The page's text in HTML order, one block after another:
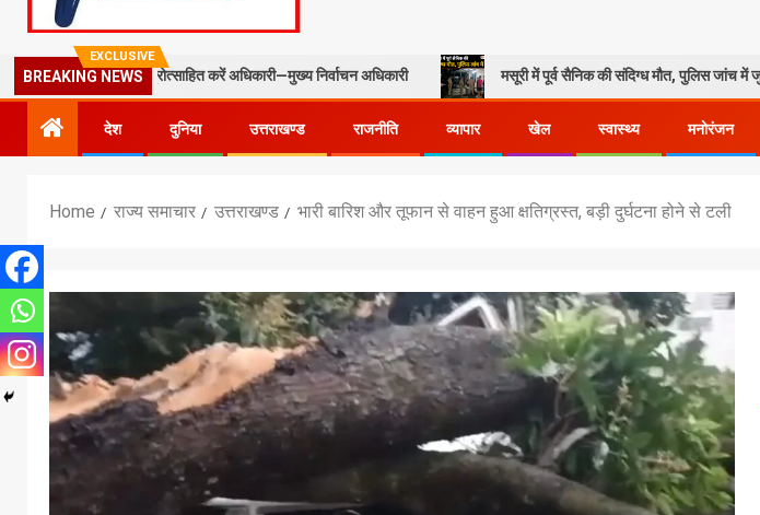
EXCLUSIVE
BREAKING NEWS
स्टाफ को प्रोत्साहित करें अधिकारी—मुख्य निर्वाचन अधिकारी मसूरी में पूर्व सैनिक की संदिग्ध मौत, पुलिस जांच में जुटी
देश दुनिया उत्तराखण्ड राजनीति व्यापार खेल स्वास्थ्य मनोरंजन
Home राज्य समाचार उत्तराखण्ड भारी बारिश और तूफान से वाहन हुआ क्षतिग्रस्त, बड़ी दुर्घटना होने से टली